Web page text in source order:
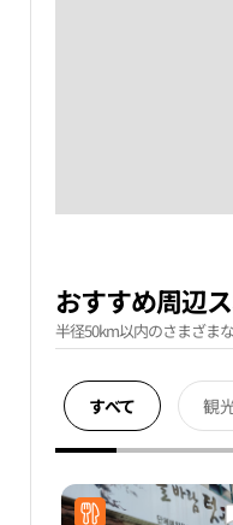
おすすめ周辺
半径50km以内のさまざま
すべて 観